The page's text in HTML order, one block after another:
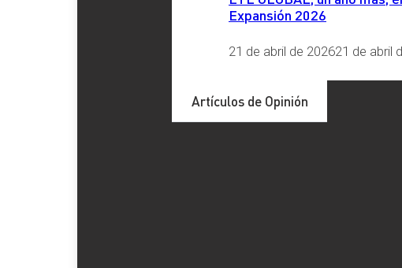
Expansión 2026
21 de abril de 202621 de abril
Artículos de Opinión